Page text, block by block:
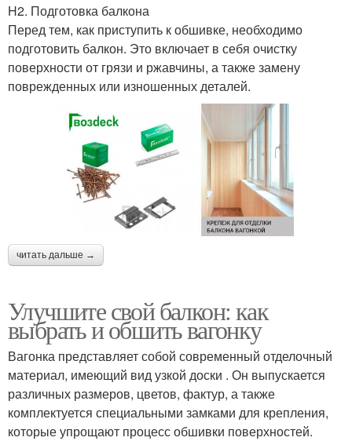
H2. Подготовка балкона
Перед тем, как приступить к обшивке, необходимо
подготовить балкон. Это включает в себя очистку
поверхности от грязи и ржавчины, а также замену
поврежденных или изношенных деталей.
читать дальше →
Улучшите свой балкон: как
выбрать и обшить вагонку
Вагонка представляет собой современный отделочный
материал, имеющий вид узкой доски . Он выпускается
различных размеров, цветов, фактур, а также
комплектуется специальными замками для крепления,
которые упрощают процесс обшивки поверхностей.